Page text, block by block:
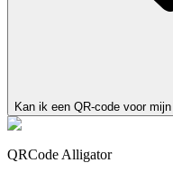
Kan ik een QR-code voor
QRCode Alligator